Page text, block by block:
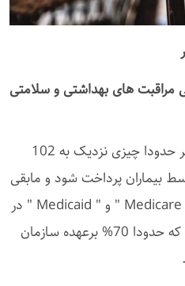
کلی مراقبت های بهداشتی و سلامتی
برای درمان و پیشگیری از آلزایمر حدودا چیزی نزدیک به 102
بیماران پرداخت شود و مابقی
این مبلغ توسط سازمان های " Medicare " و " Medicaid " در
ایالات متحده پرداخت می شود که حدودا 70% برعهده سازمان